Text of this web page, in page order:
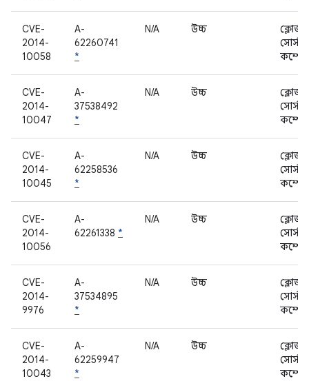
CVE-
2014-
10058
A-
62260741
*
N/A উচ্চ
ক্লোজড
সোর্স
CVE-
2014-
10047
A-
37538492
*
N/A উচ্চ
ক্লোজড
সোর্স
CVE-
2014-
10045
A-
62258536
*
N/A উচ্চ
ক্লোজড
সোর্স
CVE-
2014-
10056
A-
62261338 *
N/A উচ্চ
ক্লোজড
সোর্স
CVE-
2014-
9976
A-
37534895
*
N/A উচ্চ
ক্লোজড
সোর্স
CVE-
2014-
10043
A-
62259947
*
N/A উচ্চ
ক্লোজড
সোর্স